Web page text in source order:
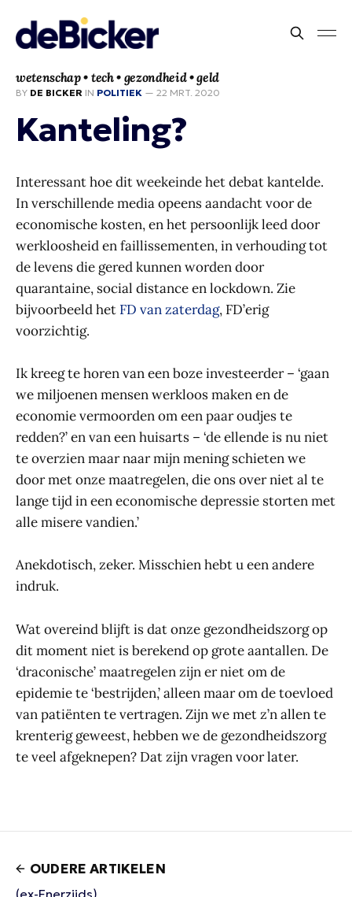
wetenschap • tech • gezondheid • geld
BY DE BICKER IN POLITIEK — 22 MRT. 2020
Kanteling?
Interessant hoe dit weekeinde het debat kantelde.
In verschillende media opeens aandacht voor de
economische kosten, en het persoonlijk leed door
werkloosheid en faillissementen, in verhouding tot
de levens die gered kunnen worden door
quarantaine, social distance en lockdown. Zie
bijvoorbeeld het FD van zaterdag, FD’erig
voorzichtig.
Ik kreeg te horen van een boze investeerder – ‘gaan
we miljoenen mensen werkloos maken en de
economie vermoorden om een paar oudjes te
redden?’ en van een huisarts – ‘de ellende is nu niet
te overzien maar naar mijn mening schieten we
door met onze maatregelen, die ons over niet al te
lange tijd in een economische depressie storten met
alle misere vandien.’
Anekdotisch, zeker. Misschien hebt u een andere
indruk.
Wat overeind blijft is dat onze gezondheidszorg op
dit moment niet is berekend op grote aantallen. De
‘draconische’ maatregelen zijn er niet om de
epidemie te ‘bestrijden,’ alleen maar om de toevloed
van patiënten te vertragen. Zijn we met z’n allen te
krenterig geweest, hebben we de gezondheidszorg
te veel afgeknepen? Dat zijn vragen voor later.
OUDERE ARTIKELEN
(ex-Enerzijds)